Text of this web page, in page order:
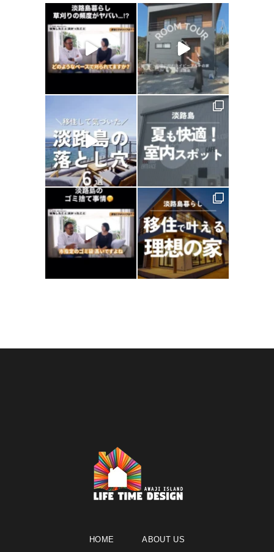
HOME ABOUT US